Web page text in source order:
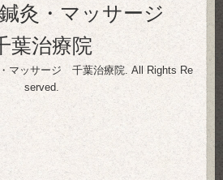
灸・マッサージ
葉治療院
マッサージ 千葉治療院. All Rights Re
served.